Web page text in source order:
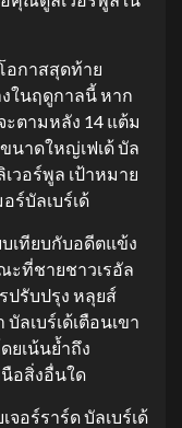
อกาสสุดท้าย
ในฤดูกาลนี้ หาก
ตามหลัง 14 แต้ม
นาดใหญ่เฟเด้ บัล
วอร์พูล เป้าหมาย
ร์บัลเบร์เด้
เทียบกับอดีตแข้ง
ะที่ชายชาวเรอัล
ปรับปรุง หลุยส์
ลเบร์เด้เตือนเขา
ยเน้นย้ำถึง
อสิ่งอื่นใด
จอร์ราร์ด บัลเบร์เด้